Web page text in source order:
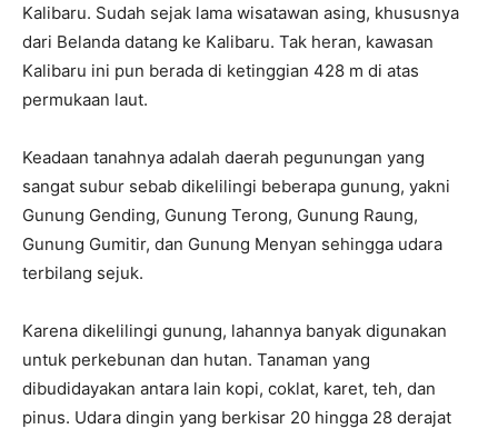
Kalibaru. Sudah sejak lama wisatawan asing, khususnya
dari Belanda datang ke Kalibaru. Tak heran, kawasan
Kalibaru ini pun berada di ketinggian 428 m di atas
permukaan laut.
Keadaan tanahnya adalah daerah pegunungan yang
sangat subur sebab dikelilingi beberapa gunung, yakni
Gunung Gending, Gunung Terong, Gunung Raung,
Gunung Gumitir, dan Gunung Menyan sehingga udara
terbilang sejuk.
Karena dikelilingi gunung, lahannya banyak digunakan
untuk perkebunan dan hutan. Tanaman yang
dibudidayakan antara lain kopi, coklat, karet, teh, dan
pinus. Udara dingin yang berkisar 20 hingga 28 derajat